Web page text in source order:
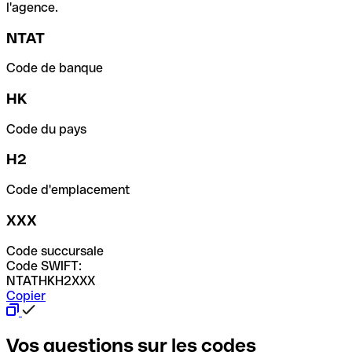
l'agence.
NTAT
Code de banque
HK
Code du pays
H2
Code d'emplacement
XXX
Code succursale
Code SWIFT:
NTATHKH2XXX
Copier
Vos questions sur les codes